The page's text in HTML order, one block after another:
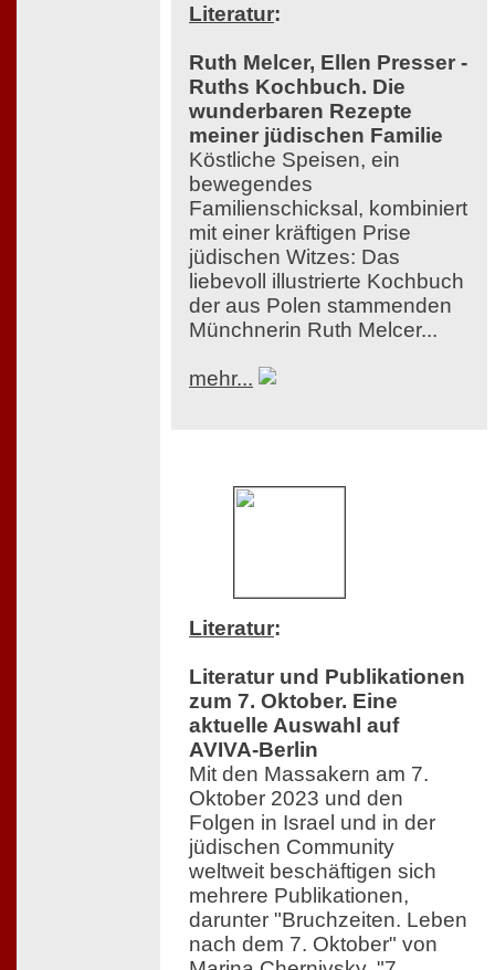
Literatur:
Ruth Melcer, Ellen Presser -
Ruths Kochbuch. Die
wunderbaren Rezepte
meiner jüdischen Familie
Köstliche Speisen, ein
bewegendes
Familienschicksal, kombiniert
mit einer kräftigen Prise
jüdischen Witzes: Das
liebevoll illustrierte Kochbuch
der aus Polen stammenden
Münchnerin Ruth Melcer...
mehr...
Literatur:
Literatur und Publikationen
zum 7. Oktober. Eine
aktuelle Auswahl auf
AVIVA-Berlin
Mit den Massakern am 7.
Oktober 2023 und den
Folgen in Israel und in der
jüdischen Community
weltweit beschäftigen sich
mehrere Publikationen,
darunter "Bruchzeiten. Leben
nach dem 7. Oktober" von